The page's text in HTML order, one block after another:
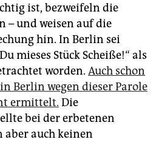
ist, bezweifeln die
– und weisen auf die
hin. In Berlin sei
mieses Stück Scheiße!“ als
worden. Auch schon
Berlin wegen dieser Parole
ermittelt. Die
bei der erbetenen
auch keinen